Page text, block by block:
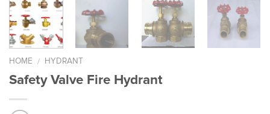
HOME / HYDRANT
Safety Valve Fire Hydrant